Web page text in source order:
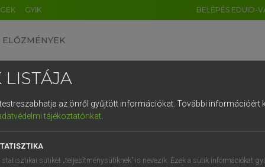
GYIK BELÉPÉS EDUID-
ELŐZMÉNYEK
egyetemes nagyszótár
LISTÁJA
az önről gyűjtött információkat. További információért
tájékoztatónkat.
statisztikai sütiket „teljesítménysütiknek” is nevezik. Ezek a sütik információkat
DE CN FR ES IT NL
1 2 3 4 5 6 7 8 9
q w e r t z u i